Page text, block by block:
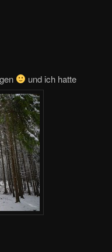
und ich hatte